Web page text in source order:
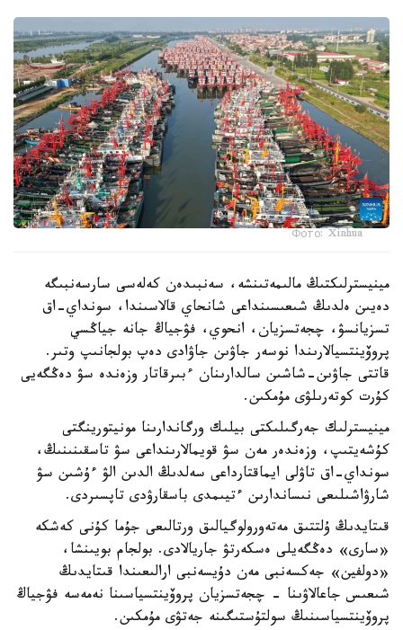
Фото: Xinhua
مينيسترلىكتىڭ مالىمەتىنشە، سەنبىدەن كەلەسى سارسەنبىگە
دەيىن ەلدىڭ شىعىسىنداعى شانحاي قالاسىندا، سونداي-اق
تسزيانسۋ، چجەتسزيان، انحوي، فۋجياڭ جانە جياڭسي
پروۆينتسيالارىندا نوسەر جاۋىن جاۋادى دەپ بولجانىپ وتىر.
قاتتى جاۋىن-شاشىن سالدارىنان ءبىرقاتار وزەندە سۋ دەڭگەيى
كۇرت كوتەرىلۋى مۇمكىن.
مينيسترلىك جەرگىلىكتى بيلىك ورگاندارىنا مونيتورينگتى
كۇشەيتىپ، وزەندەر مەن سۋ قويمالارىنداعى سۋ تاسقىنىنىڭ،
سونداي-اق تاۋلى ايماقتارداعى سەلدىڭ الدىن الۋ ءۇشىن سۋ
شارۋاشىلىعى نىساندارىن ءتيىمدى باسقارۋدى تاپسىردى.
قىتايدىڭ ۇلتتىق مەتەورولوگيالىق ورتالىعى جۇما كۇنى كەشكە
«سارى» دەڭگەيلى ەسكەرتۋ جاريالادى. بولجام بويىنشا،
«دولفين» جەكسەنبى مەن دۇيسەنبى ارالىعىندا قىتايدىڭ
شىعىس جاعالاۋىنا - چجەتسزيان پروۆينتسياسىنا نەمەسە فۋجياڭ
پروۆينتسياسىنىڭ سولتۇستىگىنە جەتۋى مۇمكىن.